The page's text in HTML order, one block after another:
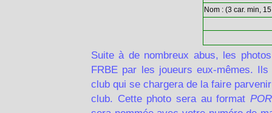
Nom : (3 car. min,
Suite à de nombreux abus, les
FRBE par les joueurs eux-mêmes.
club qui se chargera de la faire
club. Cette photo sera au format